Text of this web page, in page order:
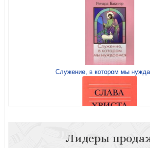
Внутренний мир
Служение, в котором мы
Лидеры